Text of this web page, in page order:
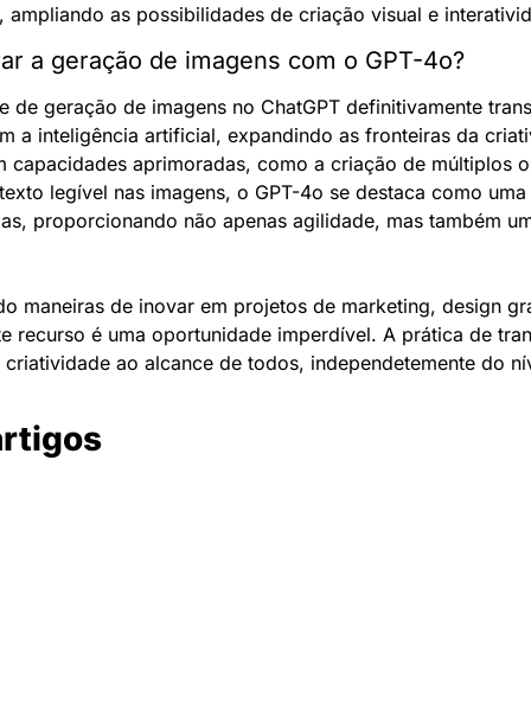
ampliando as possibilidades de criação visual e
a geração de imagens com o GPT-4o?
de geração de imagens no ChatGPT definitivamente
a inteligência artificial, expandindo as fronteiras da
capacidades aprimoradas, como a criação de múltiplos
legível nas imagens, o GPT-4o se destaca como
proporcionando não apenas agilidade, mas também
maneiras de inovar em projetos de marketing, design
recurso é uma oportunidade imperdível. A prática de
ao alcance de todos, independetemente do